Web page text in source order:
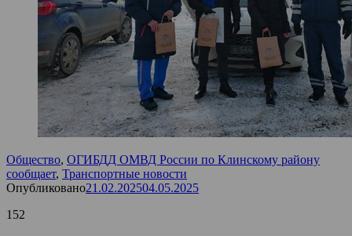
Общество, ОГИБДД ОМВД России по Клинскому району
сообщает, Транспортные новости
Опубликовано21.02.202504.05.2025
152